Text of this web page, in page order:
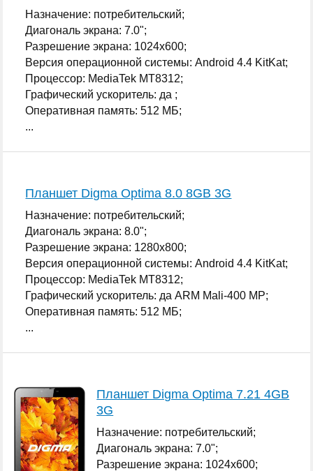
Назначение: потребительский;
Диагональ экрана: 7.0";
Разрешение экрана: 1024x600;
Версия операционной системы: Android 4.4 KitKat;
Процессор: MediaTek MT8312;
Графический ускоритель: да ;
Оперативная память: 512 МБ;
...
Планшет Digma Optima 8.0 8GB 3G
Назначение: потребительский;
Диагональ экрана: 8.0";
Разрешение экрана: 1280x800;
Версия операционной системы: Android 4.4 KitKat;
Процессор: MediaTek MT8312;
Графический ускоритель: да ARM Mali-400 MP;
Оперативная память: 512 МБ;
...
Планшет Digma Optima 7.21 4GB
3G
Назначение: потребительский;
Диагональ экрана: 7.0";
Разрешение экрана: 1024x600;